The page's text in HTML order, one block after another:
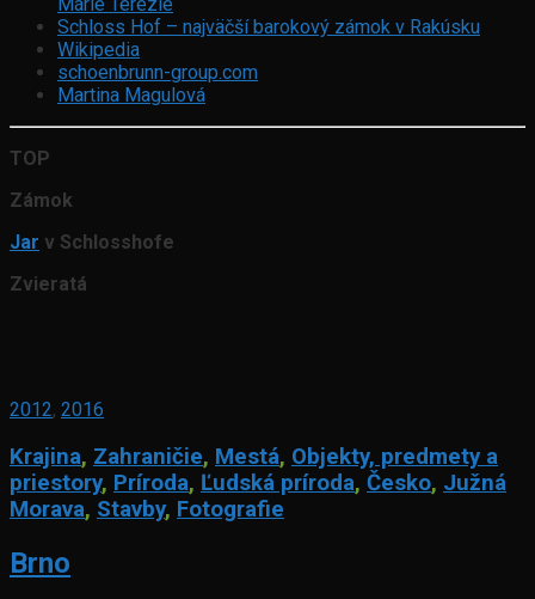
Márie Terézie
Schloss Hof – najväčší barokový zámok v Rakúsku
Wikipedia
schoenbrunn-group.com
Martina Magulová
TOP
Zámok
Jar v Schlosshofe
Zvieratá
2012, 2016
Krajina, Zahraničie, Mestá, Objekty, predmety a
priestory, Príroda, Ľudská príroda, Česko, Južná
Morava, Stavby, Fotografie
Brno